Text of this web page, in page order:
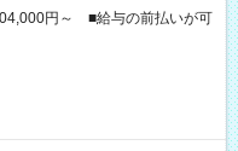
円～ ■給与の前払いが可